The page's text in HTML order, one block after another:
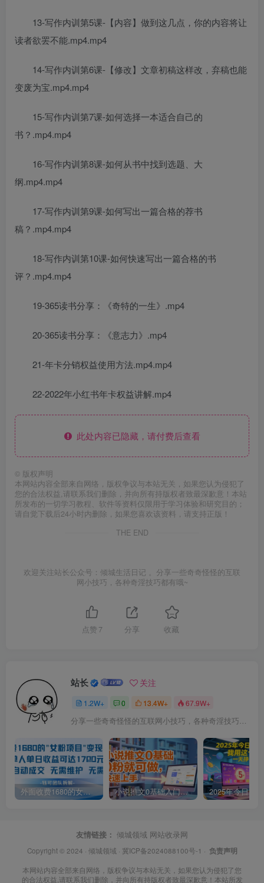
13-写作内训第5课-【内容】做到这几点，你的内容将让
读者欲罢不能.mp4.mp4
14-写作内训第6课-【修改】文章初稿这样改，弃稿也能
变废为宝.mp4.mp4
15-写作内训第7课-如何选择一本适合自己的
书？.mp4.mp4
16-写作内训第8课-如何从书中找到选题、大
纲.mp4.mp4
17-写作内训第9课-如何写出一篇合格的荐书
稿？.mp4.mp4
18-写作内训第10课-如何快速写出一篇合格的书
评？.mp4.mp4
19-365读书分享：《奇特的一生》.mp4
20-365读书分享：《意志力》.mp4
21-年卡分销权益使用方法.mp4.mp4
22-2022年小红书年卡权益讲解.mp4
此处内容已隐藏，请付费后查看
© 版权声明
本网站内容全部来自网络，版权争议与本站无关，如果您认为侵犯了
您的合法权益,请联系我们删除，并向所有持版权者致最深歉意！本站
所发布的一切学习教程、软件等资料仅限用于学习体验和研究目的；
请自觉下载后24小时内删除，如果您喜欢该资料，请支持正版！
THE END
欢迎关注站长公众号：倾城生活日记 。分享一些奇奇怪怪的互联
网小技巧，各种奇淫技巧都有哦~
点赞 7 分享 收藏
站长 关注
1.2W+ 0 13.4W+ 67.9W+
分享一些奇奇怪怪的互联网小技巧，各种奇淫技巧都在本站。
外面收费1680的女粉项目变现，单人单日收益可达1.7k，全自动成交无需维护 小说推文0基础入门教程，0粉就可做，快速上手
友情链接： 倾城领域 网站收录网
Copyright © 2024 · 倾城领域· 冀ICP备2024088100号-1 · 负责声明
本网站内容全部来自网络，版权争议与本站无关，如果您认为侵犯了您
的合法权益,请联系我们删除，并向所有持版权者致最深歉意！本站所发